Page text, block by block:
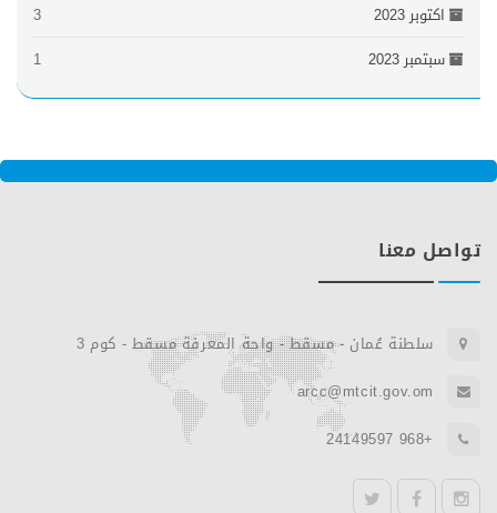
اكتوبر 2023
3
سبتمبر 2023
1
تواصل معنا
سلطنة عُمان - مسقط - واحة المعرفة مسقط - كوم 3
arcc@mtcit.gov.om
+968 24149597